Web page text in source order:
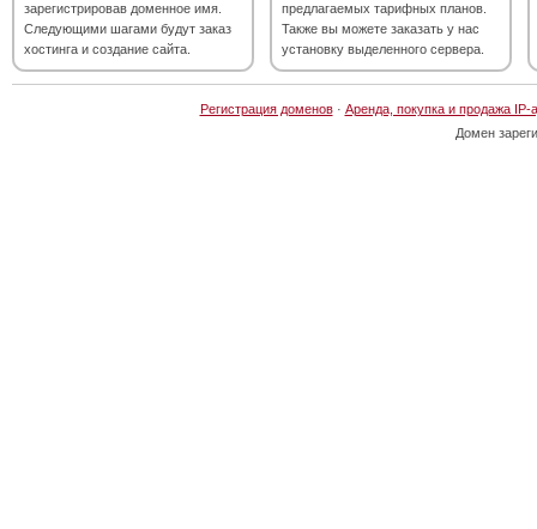
зарегистрировав доменное имя.
Следующими шагами будут заказ
хостинга и создание сайта.
предлагаемых тарифных планов.
Также вы можете заказать у нас
установку выделенного сервера.
Регистрация доменов· Аренда, покупка и продажа IP-
Домен